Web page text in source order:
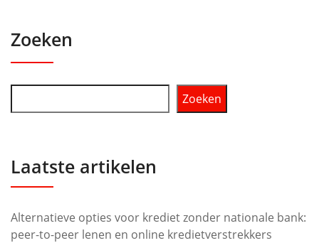
Zoeken
Zoeken
Laatste artikelen
Alternatieve opties voor krediet zonder nationale bank:
peer-to-peer lenen en online kredietverstrekkers